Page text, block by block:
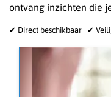
ontvang inzichten die
✔ Direct beschikbaar ✔